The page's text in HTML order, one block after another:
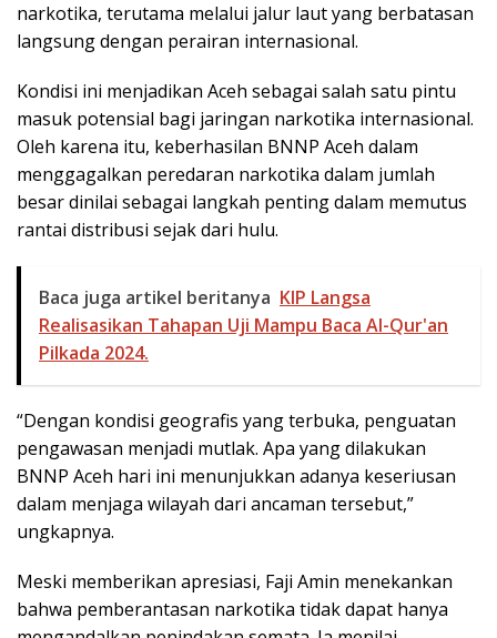
narkotika, terutama melalui jalur laut yang berbatasan
langsung dengan perairan internasional.
Kondisi ini menjadikan Aceh sebagai salah satu pintu
masuk potensial bagi jaringan narkotika internasional.
Oleh karena itu, keberhasilan BNNP Aceh dalam
menggagalkan peredaran narkotika dalam jumlah
besar dinilai sebagai langkah penting dalam memutus
rantai distribusi sejak dari hulu.
Baca juga artikel beritanya KIP Langsa
Realisasikan Tahapan Uji Mampu Baca Al-Qur'an
Pilkada 2024.
“Dengan kondisi geografis yang terbuka, penguatan
pengawasan menjadi mutlak. Apa yang dilakukan
BNNP Aceh hari ini menunjukkan adanya keseriusan
dalam menjaga wilayah dari ancaman tersebut,”
ungkapnya.
Meski memberikan apresiasi, Faji Amin menekankan
bahwa pemberantasan narkotika tidak dapat hanya